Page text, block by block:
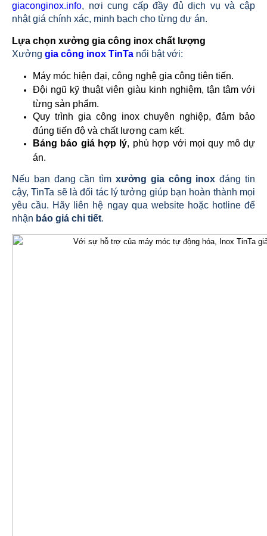
giaconginox.info, nơi cung cấp đầy đủ dịch vụ và cập
nhật giá chính xác, minh bạch cho từng dự án.
Lựa chọn xưởng gia công inox chất lượng
Xưởng gia công inox TinTa nổi bật với:
Máy móc hiện đại, công nghệ gia công tiên tiến.
Đội ngũ kỹ thuật viên giàu kinh nghiệm, tận tâm với
từng sản phẩm.
Quy trình gia công inox chuyên nghiệp, đảm bảo
đúng tiến độ và chất lượng cam kết.
Bảng báo giá hợp lý, phù hợp với mọi quy mô dự
án.
Nếu bạn đang cần tìm xưởng gia công inox đáng tin
cậy, TinTa sẽ là đối tác lý tưởng giúp bạn hoàn thành mọi
yêu cầu. Hãy liên hệ ngay qua website hoặc hotline để
nhận báo giá chi tiết.